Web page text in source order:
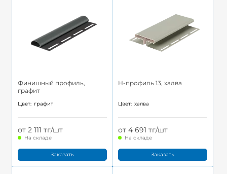
Финишный профиль,
графит
Цвет: графит
от 2 111 тг/шт
На складе
Заказать
H-профиль 13, халва
Цвет: халва
от 4 691 тг/шт
На складе
Заказать